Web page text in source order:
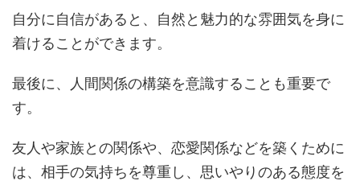
自分に自信があると、自然と魅力的な雰囲気を身に
着けることができます。
最後に、人間関係の構築を意識することも重要で
す。
友人や家族との関係や、恋愛関係などを築くために
は、相手の気持ちを尊重し、思いやりのある態度を